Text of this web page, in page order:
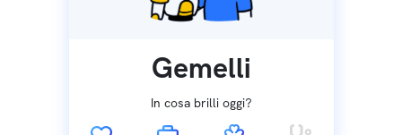
Gemelli
In cosa brilli oggi?